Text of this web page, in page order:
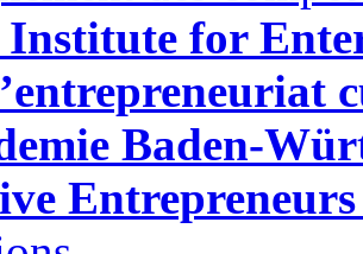
Institute for
Baden-